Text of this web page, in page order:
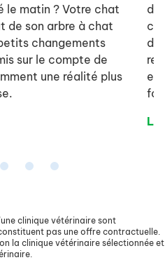
le matin ? Votre chat
de son arbre à chat
changements
sur le compte de
une réalité plus
de
et
clinique vétérinaire sont
pas une offre contractuelle.
la clinique vétérinaire sélectionnée et